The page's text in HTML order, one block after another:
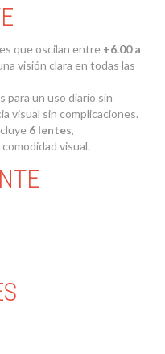
que oscilan entre +6.00 a
visión clara en todas las
para un uso diario sin
visual sin complicaciones.
6 lentes,
visual.